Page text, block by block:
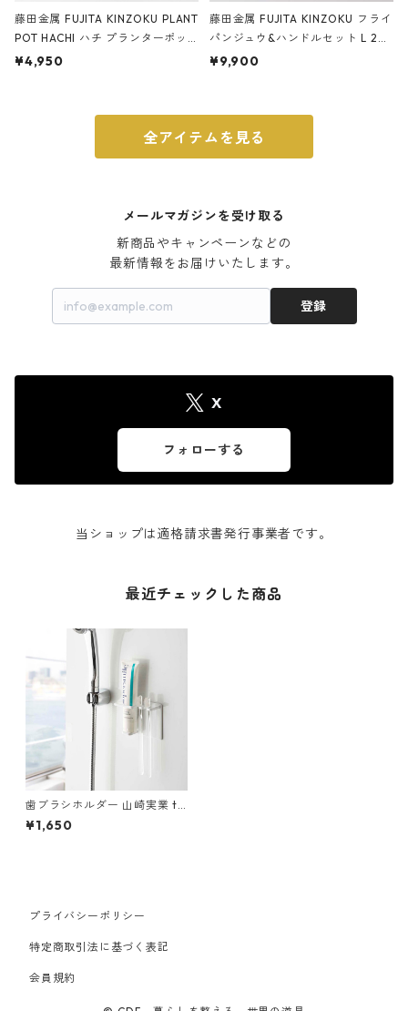
藤田金属 FUJITA KINZOKU PLANT
POT HACHI ハチ プランターポッ
ト 3号 ブラック
¥4,950
藤田金属 FUJITA KINZOKU フライ
パンジュウ&ハンドルセット L 24c
m ガス火・IH対応 鉄フライパン
¥9,900
全アイテムを見る
メールマガジンを受け取る
新商品やキャンペーンなどの
最新情報をお届けいたします。
登録
X
フォローする
当ショップは適格請求書発行事業者です。
最近チェックした商品
歯ブラシホルダー 山崎実業 to
wer タワー マグネットバスル
ームチューブ＆トゥースブラ
¥1,650
プライバシーポリシー
特定商取引法に基づく表記
会員規約